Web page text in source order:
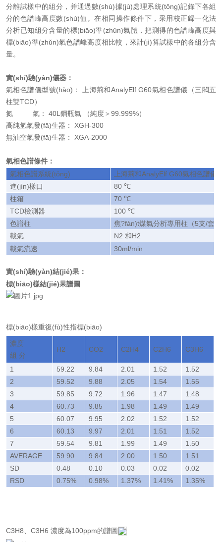
分離試樣中的組分，并通過數(shù)據(jù)處理系統(tǒng)記錄下各組
分的色譜峰高度數(shù)值。在相同操作條件下，采用校正歸一化法
分析已知組分含量的標(biāo)準(zhǔn)氣體，把測得的色譜峰高度與
標(biāo)準(zhǔn)氣色譜峰高度相比較，來計(jì)算試樣中的各組分含
量。
實(shí)驗(yàn)儀器：
氣相色譜儀型號(hào)： 上海荊和AnalyElf G60氣相色譜儀（三閥五
柱雙TCD）
氮 氣： 40L鋼瓶氣 （純度＞99.999%）
高純氫氣發(fā)生器： XGH-300
無油空氣發(fā)生器： XGA-2000
氣相色譜條件：
氣相色譜系統(tǒng)
上海荊和AnalyElf G60氣相色譜儀
進(jìn)樣口
80 ℃
柱箱
70 ℃
TCD檢測器
100 ℃
色譜柱
焦?fàn)t煤氣分析專用柱（5支/套）
載氣
N2 和H2
載氣流速
30ml/min
實(shí)驗(yàn)結(jié)果：
標(biāo)樣結(jié)果譜圖
標(biāo)樣重復(fù)性指標(biāo)
濃度
組 分
H2 CO2 C2H4 C2H6 C3H6
1 59.22 9.84 2.01 1.52 1.52
2
59.52 9.88 2.05 1.54 1.55
3
59.85 9.72 1.96 1.47 1.48
4
60.73 9.85 1.98 1.49 1.49
5
60.07 9.95 2.02 1.52 1.52
6
60.13 9.97 2.01 1.51 1.52
7
59.54 9.81 1.99 1.49 1.50
AVERAGE
59.90 9.84 2.00 1.50 1.51
SD
0.48 0.10 0.03 0.02 0.02
RSD
0.75% 0.98% 1.37% 1.41% 1.35%
C3H8、C3H6 濃度為100ppm的譜圖